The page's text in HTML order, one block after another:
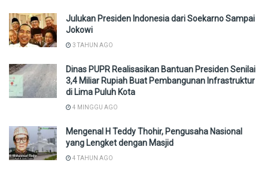
Julukan Presiden Indonesia dari Soekarno Sampai
Jokowi
3 TAHUN AGO
Dinas PUPR Realisasikan Bantuan Presiden Senilai
3,4 Miliar Rupiah Buat Pembangunan Infrastruktur
di Lima Puluh Kota
4 MINGGU AGO
Mengenal H Teddy Thohir, Pengusaha Nasional
yang Lengket dengan Masjid
4 TAHUN AGO